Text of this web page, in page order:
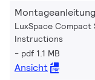
Montageanleitung
LuxSpace
Instructions
pdf 1.1 MB
Ansicht